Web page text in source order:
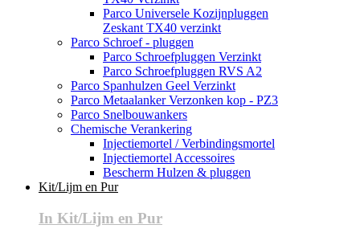
Parco Universele Kozijnpluggen
Zeskant TX40 verzinkt
Parco Schroef - pluggen
Parco Schroefpluggen Verzinkt
Parco Schroefpluggen RVS A2
Parco Spanhulzen Geel Verzinkt
Parco Metaalanker Verzonken kop - PZ3
Parco Snelbouwankers
Chemische Verankering
Injectiemortel / Verbindingsmortel
Injectiemortel Accessoires
Bescherm Hulzen & pluggen
Kit/Lijm en Pur
In Kit/Lijm en Pur